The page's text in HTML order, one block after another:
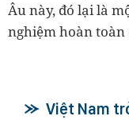
Âu này, đó lại là
nghiệm hoàn toàn
Việt Nam